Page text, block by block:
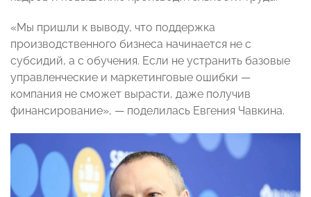
«Мы пришли к выводу, что поддержка
производственного бизнеса начинается не с
субсидий, а с обучения. Если не устранить базовые
управленческие и маркетинговые ошибки —
компания не сможет вырасти, даже получив
финансирование», — поделилась Евгения Чавкина.